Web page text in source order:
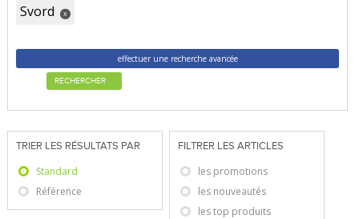
Svord x
effectuer une recherche avancée
RECHERCHER
TRIER LES RÉSULTATS PAR
Standard
Référence
FILTRER LES ARTICLES
les promotions
les nouveautés
les top produits